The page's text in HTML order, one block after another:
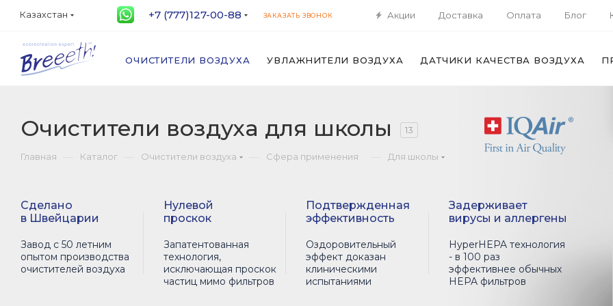
Казахстан +7 (777)127-00-88 ЗАКАЗАТЬ ЗВОНОК Акции Доставка Оплата Блог
ОЧИСТИТЕЛИ ВОЗДУХА УВЛАЖНИТЕЛИ ВОЗДУХА ДАТЧИКИ КАЧЕСТВА ВОЗДУХА
Очистители воздуха для школы 13
Главная Каталог Очистители воздуха Сфера применения Для школы
Сделано
в Швейцарии
Завод с 50 летним
опытом производства
очистителей воздуха
Нулевой
проскок
Запатентованная
технология,
исключающая проскок
частиц мимо фильтров
Подтвержденная
эффективность
Оздоровительный
эффект доказан
клиническими
испытаниями
Задерживает
вирусы и аллергены
HyperHEPA технология
- в 100 раз
эффективнее обычных
HEPA фильтров